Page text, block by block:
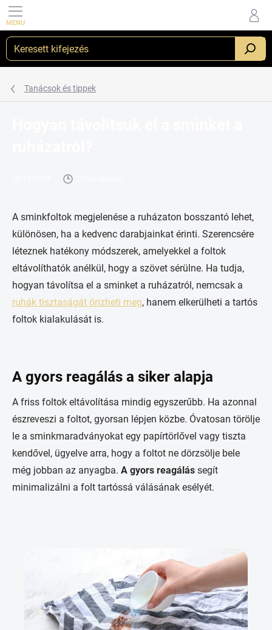
Ugrás
fő
tartalomhoz
_
Tanácsok és tippek
A sminkfoltok megjelenése a ruházaton bosszantó lehet,
különösen, ha a kedvenc darabjainkat érinti. Szerencsére
léteznek hatékony módszerek, amelyekkel a foltok
eltávolíthatók anélkül, hogy a szövet sérülne. Ha tudja,
hogyan távolítsa el a sminket a ruházatról, nemcsak a
ruhák tisztaságát őrizheti meg, hanem elkerülheti a tartós
foltok kialakulását is.
A gyors reagálás a siker alapja
A friss foltok eltávolítása mindig egyszerűbb. Ha azonnal
észreveszi a foltot, gyorsan lépjen közbe. Óvatosan törölje
le a sminkmaradványokat egy papírtörlővel vagy tiszta
kendővel, ügyelve arra, hogy a foltot ne dörzsölje bele
még jobban az anyagba. A gyors reagálás segít
minimalizálni a folt tartóssá válásának esélyét.